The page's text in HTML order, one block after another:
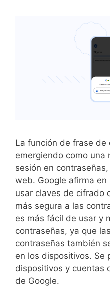
La función de frase de
emergiendo como una
sesión en
web. Google afirma
usar claves de cifrado
más segura a las
es más fácil de usar y
contraseñas, ya que
contraseñas también
en los dispositivos. Se
dispositivos y cuentas
de Google.